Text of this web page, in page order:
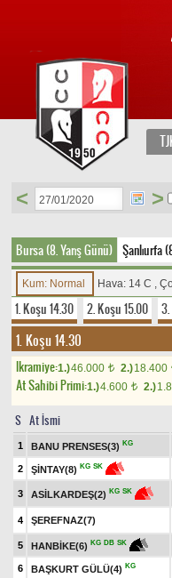
< >
Bursa (8. Yarış Günü) Şanlıurfa
Kum: Normal Hava: 14 C ,
1. Koşu 14.30 2. Koşu 15.00
1. Koşu 14.30
Ikramiye:1.)46.000 t 2.)18.400
At Sahibi Primi:1.)4.600 t 2.)
S At İsmi
1 BANU PRENSES(3) KG
2 ŞİNTAY(8) KG SK
3 ASİLKARDEŞ(2) KG SK
4 ŞEREFNAZ(7)
5 HANBİKE(6) KG DB SK
6 BAŞKURT GÜLÜ(4) KG